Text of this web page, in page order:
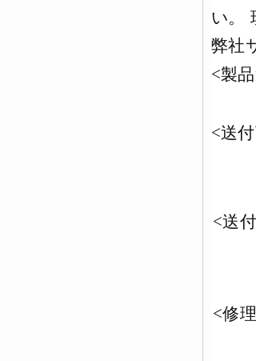
い。
弊社
<製
<送
<送
<修